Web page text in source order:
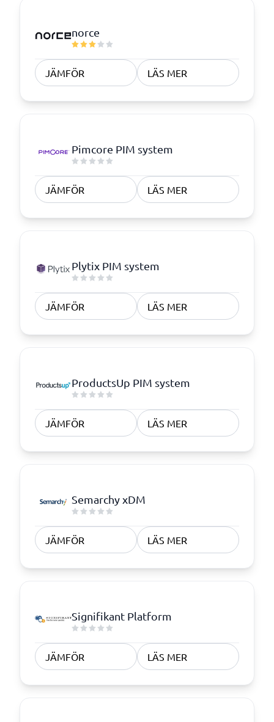
norce
JÄMFÖR LÄS MER
Pimcore PIM system
JÄMFÖR LÄS MER
Plytix PIM system
JÄMFÖR LÄS MER
ProductsUp PIM system
JÄMFÖR LÄS MER
Semarchy xDM
JÄMFÖR LÄS MER
Signifikant Platform
JÄMFÖR LÄS MER